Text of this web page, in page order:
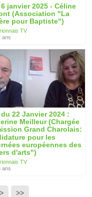
6 janvier 2025 - Céline
(Association "La
pour Baptiste")
TV
ans
du 22 Janvier 2024 :
Meilleur (Chargée
Grand Charolais:
pour les
européennes des
d'arts")
TV
ans
> >>